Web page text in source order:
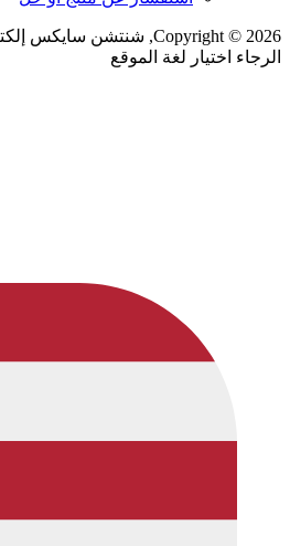
Copyright © 2026, شنتشن سايكس إلكتريك المحدودة، جميع الحقوق محفوظة.
الرجاء اختيار لغة الموقع